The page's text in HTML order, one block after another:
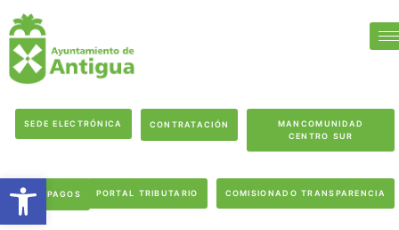
SEDE ELECTRÓNICA CONTRATACIÓN
MANCOMUNIDAD
CENTRO SUR
PAGOS PORTAL TRIBUTARIO COMISIONADO TRANSPARENCIA
Abrir barra de herramientas